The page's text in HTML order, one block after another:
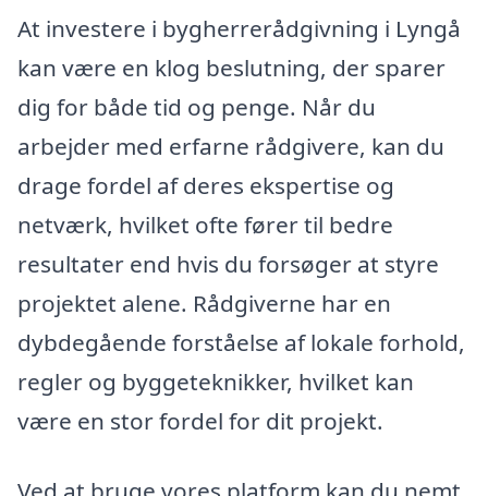
At investere i bygherrerådgivning i Lyngå
kan være en klog beslutning, der sparer
dig for både tid og penge. Når du
arbejder med erfarne rådgivere, kan du
drage fordel af deres ekspertise og
netværk, hvilket ofte fører til bedre
resultater end hvis du forsøger at styre
projektet alene. Rådgiverne har en
dybdegående forståelse af lokale forhold,
regler og byggeteknikker, hvilket kan
være en stor fordel for dit projekt.